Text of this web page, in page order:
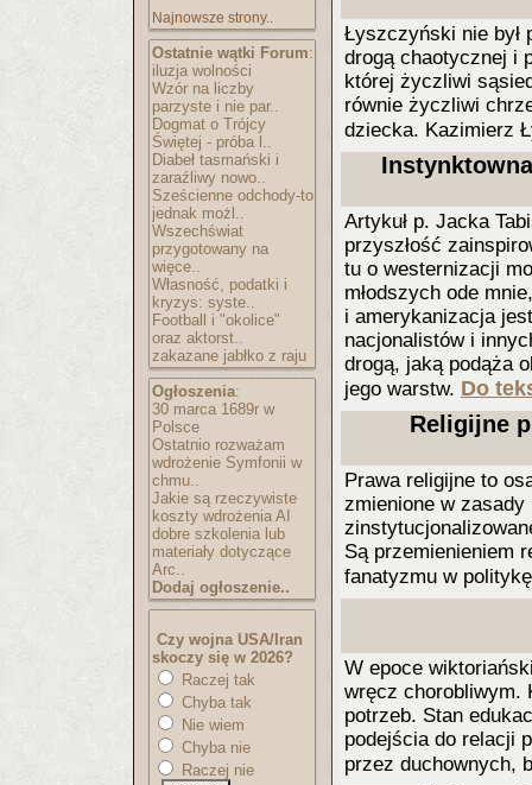
Najnowsze strony..
Ostatnie wątki Forum:
iluzja wolności
Wzór na liczby
parzyste i nie par..
Dogmat o Trójcy
Świętej - próba l..
Diabeł tasmański i
zaraźliwy nowo..
Sześcienne odchody-to
jednak możl..
Wszechświat
przygotowany na
więce..
Własność, podatki i
kryzys: syste..
Football i "okolice"
oraz aktorst..
zakazane jabłko z raju
Ogłoszenia:
30 marca 1689r w
Polsce
Ostatnio rozważam
wdrożenie Symfonii w
chmu..
Jakie są rzeczywiste
koszty wdrożenia AI
dobre szkolenia lub
materiały dotyczące
Arc..
Dodaj ogłoszenie..
Czy wojna USA/Iran
skoczy się w 2026?
Raczej tak
Chyba tak
Nie wiem
Chyba nie
Raczej nie
Łyszczyński nie był
drogą chaotycznej i
której życzliwi
równie życzliwi
dziecka. Kazimierz
Artykuł p. Jacka
przyszłość
tu o westernizacji
młodszych ode
i amerykanizacja
nacjonalistów i
drogą, jaką podąża
jego warstw. Do
Religijne
Prawa religijne to
zmienione w zasady
Są przemienieniem
fanatyzmu w
W epoce
wręcz chorobliwym.
potrzeb. Stan
podejścia do relacji
przez duchownych,